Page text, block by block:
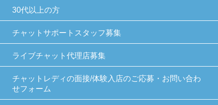
供を停止すること
前項の定めにかかわらず，次に掲げる場合に
は，当該情報の提供先は第三者に該当しないも
当社が利用目的の達成に必要な範囲内におい
30代以上の方
チャットサポートスタッフ募集
ライブチャット代理店募集
チャットレディの面接/体験入店のご応募・お問い合わ
せフォーム